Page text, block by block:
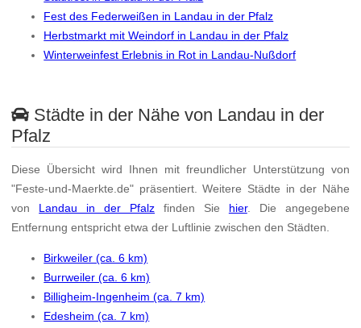
Fest des Federweißen in Landau in der Pfalz
Herbstmarkt mit Weindorf in Landau in der Pfalz
Winterweinfest Erlebnis in Rot in Landau-Nußdorf
Städte in der Nähe von Landau in der
Pfalz
Diese Übersicht wird Ihnen mit freundlicher Unterstützung von
"Feste-und-Maerkte.de" präsentiert. Weitere Städte in der Nähe
von Landau in der Pfalz finden Sie hier. Die angegebene
Entfernung entspricht etwa der Luftlinie zwischen den Städten.
Birkweiler (ca. 6 km)
Burrweiler (ca. 6 km)
Billigheim-Ingenheim (ca. 7 km)
Edesheim (ca. 7 km)